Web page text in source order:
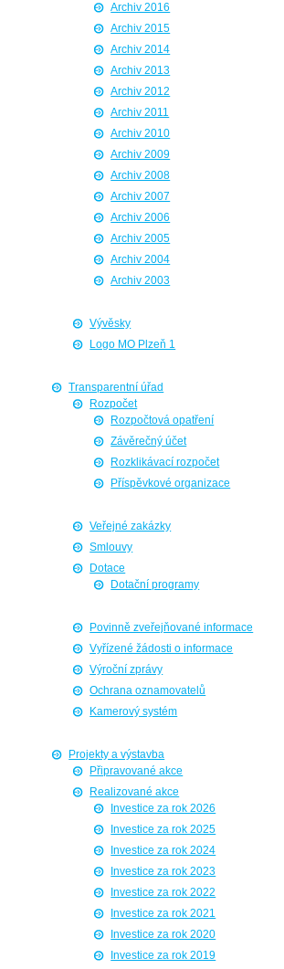
Archiv 2016
Archiv 2015
Archiv 2014
Archiv 2013
Archiv 2012
Archiv 2011
Archiv 2010
Archiv 2009
Archiv 2008
Archiv 2007
Archiv 2006
Archiv 2005
Archiv 2004
Archiv 2003
Vývěsky
Logo MO Plzeň 1
Transparentní úřad
Rozpočet
Rozpočtová opatření
Závěrečný účet
Rozklikávací rozpočet
Příspěvkové organizace
Veřejné zakázky
Smlouvy
Dotace
Dotační programy
Povinně zveřejňované informace
Vyřízené žádosti o informace
Výroční zprávy
Ochrana oznamovatelů
Kamerový systém
Projekty a výstavba
Připravované akce
Realizované akce
Investice za rok 2026
Investice za rok 2025
Investice za rok 2024
Investice za rok 2023
Investice za rok 2022
Investice za rok 2021
Investice za rok 2020
Investice za rok 2019